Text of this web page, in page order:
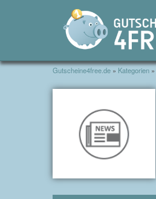
Gutscheine4free.de » Kategorien »